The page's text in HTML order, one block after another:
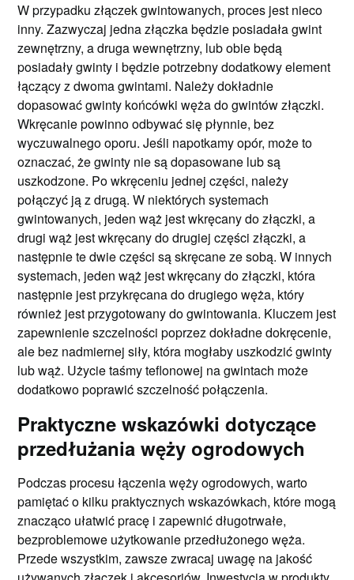
W przypadku złączek gwintowanych, proces jest nieco
inny. Zazwyczaj jedna złączka będzie posiadała gwint
zewnętrzny, a druga wewnętrzny, lub obie będą
posiadały gwinty i będzie potrzebny dodatkowy element
łączący z dwoma gwintami. Należy dokładnie
dopasować gwinty końcówki węża do gwintów złączki.
Wkręcanie powinno odbywać się płynnie, bez
wyczuwalnego oporu. Jeśli napotkamy opór, może to
oznaczać, że gwinty nie są dopasowane lub są
uszkodzone. Po wkręceniu jednej części, należy
połączyć ją z drugą. W niektórych systemach
gwintowanych, jeden wąż jest wkręcany do złączki, a
drugi wąż jest wkręcany do drugiej części złączki, a
następnie te dwie części są skręcane ze sobą. W innych
systemach, jeden wąż jest wkręcany do złączki, która
następnie jest przykręcana do drugiego węża, który
również jest przygotowany do gwintowania. Kluczem jest
zapewnienie szczelności poprzez dokładne dokręcenie,
ale bez nadmiernej siły, która mogłaby uszkodzić gwinty
lub wąż. Użycie taśmy teflonowej na gwintach może
dodatkowo poprawić szczelność połączenia.
Praktyczne wskazówki dotyczące
przedłużania węży ogrodowych
Podczas procesu łączenia węży ogrodowych, warto
pamiętać o kilku praktycznych wskazówkach, które mogą
znacząco ułatwić pracę i zapewnić długotrwałe,
bezproblemowe użytkowanie przedłużonego węża.
Przede wszystkim, zawsze zwracaj uwagę na jakość